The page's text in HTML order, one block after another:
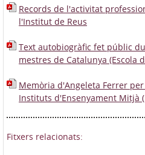
Records de l'activitat
l'Institut de Reus
Text autobiogràfic fet públic
mestres de Catalunya (Escola
Memòria d'Angeleta Ferrer
Instituts d'Ensenyament Mitjà
Fitxers relacionats: